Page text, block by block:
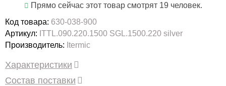
Прямо сейчас этот товар смотрят 19 человек.
Код товара: 630-038-900
Артикул: ITTL.090.220.1500 SGL.1500.220 silver
Производитель: Itermic
Характеристики
Состав поставки